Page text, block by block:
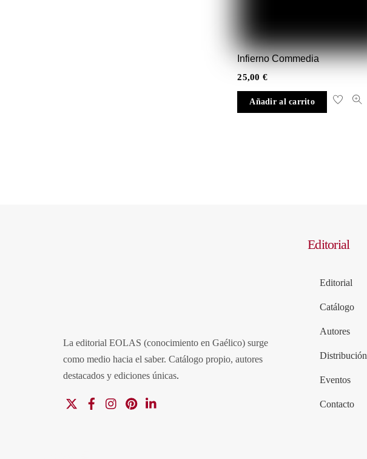
Infierno Commedia
25,00€
Añadir al carrito
La editorial EOLAS (conocimiento en Gaélico) surge
como medio hacia el saber. Catálogo propio, autores
destacados y ediciones únicas.
FacebookInstagramPinterest
Editorial
Editorial
Catálogo
Autores
Distribución
Eventos
Contacto